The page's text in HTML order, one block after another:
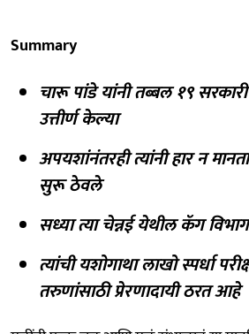
Summary
चारू पांडे यांनी तब्बल १९ सरकारी
उत्तीर्ण केल्या
अपयशांनंतरही त्यांनी हार न
सुरू ठेवले
सध्या त्या चेन्नई येथील कॅग
त्यांची यशोगाथा लाखो स्पर्धा
तरुणांसाठी प्रेरणादायी ठरत आहे